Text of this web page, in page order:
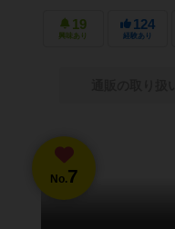
19
興味あり
124
経験あり
No.7